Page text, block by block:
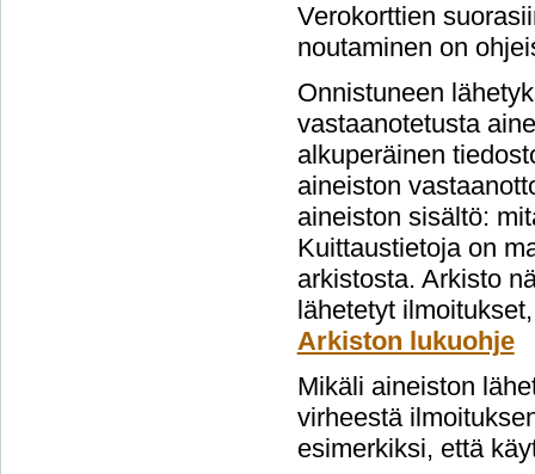
Verokorttien
noutaminen on
Onnistuneen
vastaanotetusta
alkuperäinen
aineiston
aineiston sisältö:
Kuittaustietoja on
arkistosta. Arkisto
lähetetyt
Arkiston lukuohje
Mikäli aineiston
virheestä
esimerkiksi, että